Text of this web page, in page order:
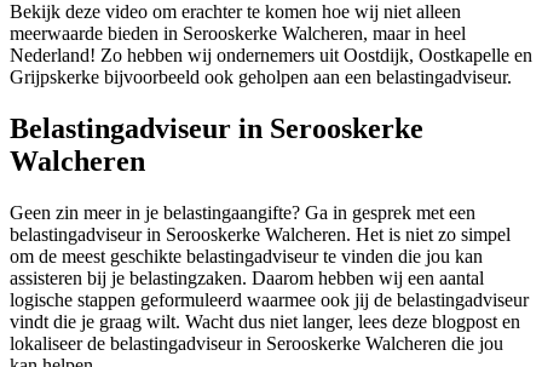
Bekijk deze video om erachter te komen hoe wij niet alleen
meerwaarde bieden in Serooskerke Walcheren, maar in heel
Nederland! Zo hebben wij ondernemers uit Oostdijk, Oostkapelle en
Grijpskerke bijvoorbeeld ook geholpen aan een belastingadviseur.
Belastingadviseur in Serooskerke
Walcheren
Geen zin meer in je belastingaangifte? Ga in gesprek met een
belastingadviseur in Serooskerke Walcheren. Het is niet zo simpel
om de meest geschikte belastingadviseur te vinden die jou kan
assisteren bij je belastingzaken. Daarom hebben wij een aantal
logische stappen geformuleerd waarmee ook jij de belastingadviseur
vindt die je graag wilt. Wacht dus niet langer, lees deze blogpost en
lokaliseer de belastingadviseur in Serooskerke Walcheren die jou